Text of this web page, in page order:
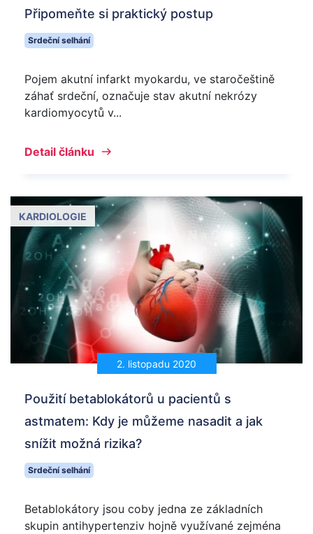
Připomeňte si praktický postup
Srdeční selhání
Pojem akutní infarkt myokardu, ve staročeštině
záhať srdeční, označuje stav akutní nekrózy
kardiomyocytů v...
Detail článku
2. listopadu 2020
KARDIOLOGIE
Použití betablokátorů u pacientů s
astmatem: Kdy je můžeme nasadit a jak
snížit možná rizika?
Srdeční selhání
Betablokátory jsou coby jedna ze základních
skupin antihypertenziv hojně využívané zejména